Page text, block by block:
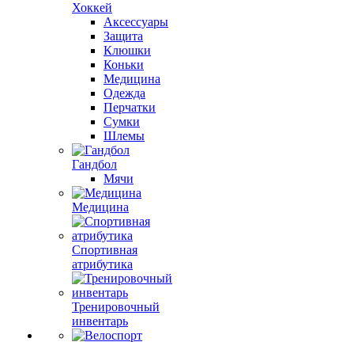
Хоккей
Аксессуары
Защита
Клюшки
Коньки
Медицина
Одежда
Перчатки
Сумки
Шлемы
Гандбол
Мячи
Медицина
Спортивная
атрибутика
Тренировочный
инвентарь